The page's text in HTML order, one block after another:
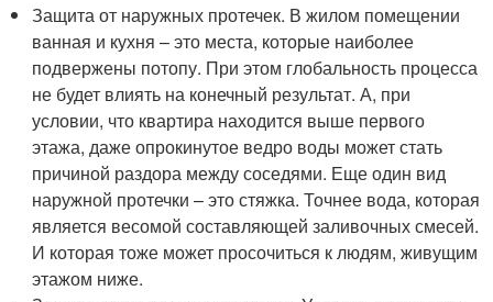
Защита от наружных протечек. В жилом помещении
ванная и кухня – это места, которые наиболее
подвержены потопу. При этом глобальность процесса
не будет влиять на конечный результат. А, при
условии, что квартира находится выше первого
этажа, даже опрокинутое ведро воды может стать
причиной раздора между соседями. Еще один вид
наружной протечки – это стяжка. Точнее вода, которая
является весомой составляющей заливочных смесей.
И которая тоже может просочиться к людям, живущим
этажом ниже.